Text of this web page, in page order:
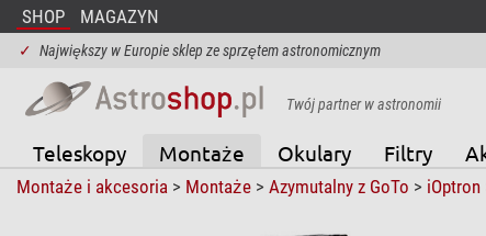
SHOP MAGAZYN
✓ Największy w Europie sklep ze sprzętem astronomicznym
Twój partner w astronomii
Teleskopy Montaże Okulary Filtry
Montaże i akcesoria > Montaże> Azymutalny z GoTo > iOptron